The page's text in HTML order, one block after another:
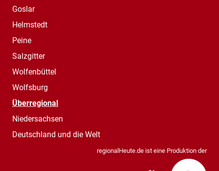
Goslar
Helmstedt
Peine
Salzgitter
Wolfenbüttel
Wolfsburg
Überregional
Niedersachsen
Deutschland und die Welt
regionalHeute.de ist eine Produktion der